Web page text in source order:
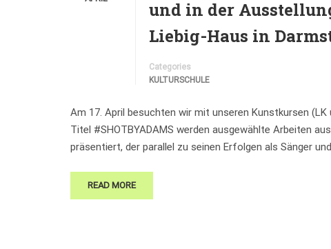
und in der
Liebig-Haus in
Categories
KULTURSCHULE
Am 17. April besuchten wir mit unseren Kunstkursen
Titel #SHOTBYADAMS werden ausgewählte Arbeiten
präsentiert, der parallel zu seinen Erfolgen als Sänger und
READ MORE